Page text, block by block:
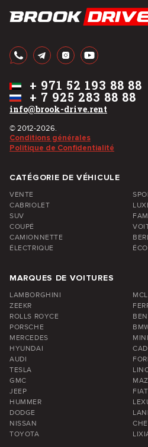
info@brook-drive.rent
+ 7 925 283 88 88
+ 971 52 193 88 88
© 2012-2026.
Conditions générales
Politique de Confidentialité
CATÉGORIE DE VÉHICULE
VENTE
CABRIOLET
SUV
COUPÉ
CAMIONNETTE
ÉLECTRIQUE
MARQUES DE VOITURES
LAMBORGHINI
ZEEKR
ROLLS ROYCE
PORSCHE
MERCEDES
HYUNDAI
AUDI
TESLA
GMC
JEEP
FIAT
HUMMER
DODGE
NISSAN
TOYOTA